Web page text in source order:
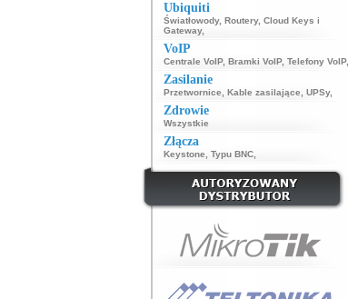
Ubiquiti
Światłowody, Routery, Cloud Keys i
Gateway,
VoIP
Centrale VoIP, Bramki VoIP, Telefony VoIP,
Zasilanie
Przetwornice Kable zasilające UPSy,
Zdrowie
Wszystkie
Złącza
Keystone Typu BNC,